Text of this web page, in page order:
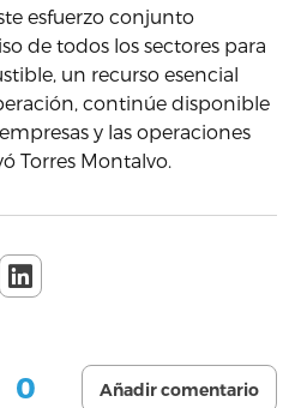
esfuerzo conjunto
de todos los sectores para
un recurso esencial
continúe disponible
y las operaciones
Torres Montalvo.
0 Añadir comentario